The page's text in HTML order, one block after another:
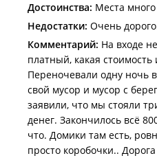
Достоинства: Места много
Недостатки: Очень
Комментарий: На входе
платный, какая стоимость
Переночевали одну ночь
свой мусор и мусор с
заявили, что мы стояли
денег. Закончилось всё
что. Домики там есть,
просто коробочки..